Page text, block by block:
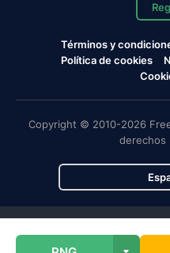
Términos y
Política de cookies
Copyright © 2010-2026
derechos